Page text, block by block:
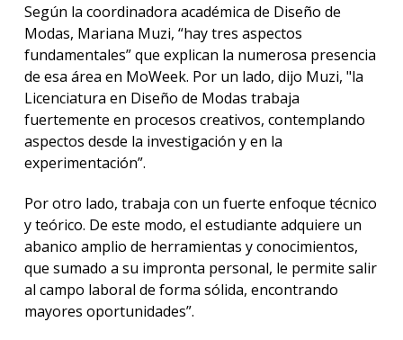
Según la coordinadora académica de Diseño de
Modas, Mariana Muzi, “hay tres aspectos
fundamentales” que explican la numerosa presencia
de esa área en MoWeek. Por un lado, dijo Muzi, "la
Licenciatura en Diseño de Modas trabaja
fuertemente en procesos creativos, contemplando
aspectos desde la investigación y en la
experimentación”.
Por otro lado, trabaja con un fuerte enfoque técnico
y teórico. De este modo, el estudiante adquiere un
abanico amplio de herramientas y conocimientos,
que sumado a su impronta personal, le permite salir
al campo laboral de forma sólida, encontrando
mayores oportunidades”.